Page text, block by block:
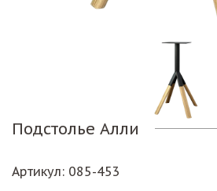
Подстолье Алли
Артикул: 085-453